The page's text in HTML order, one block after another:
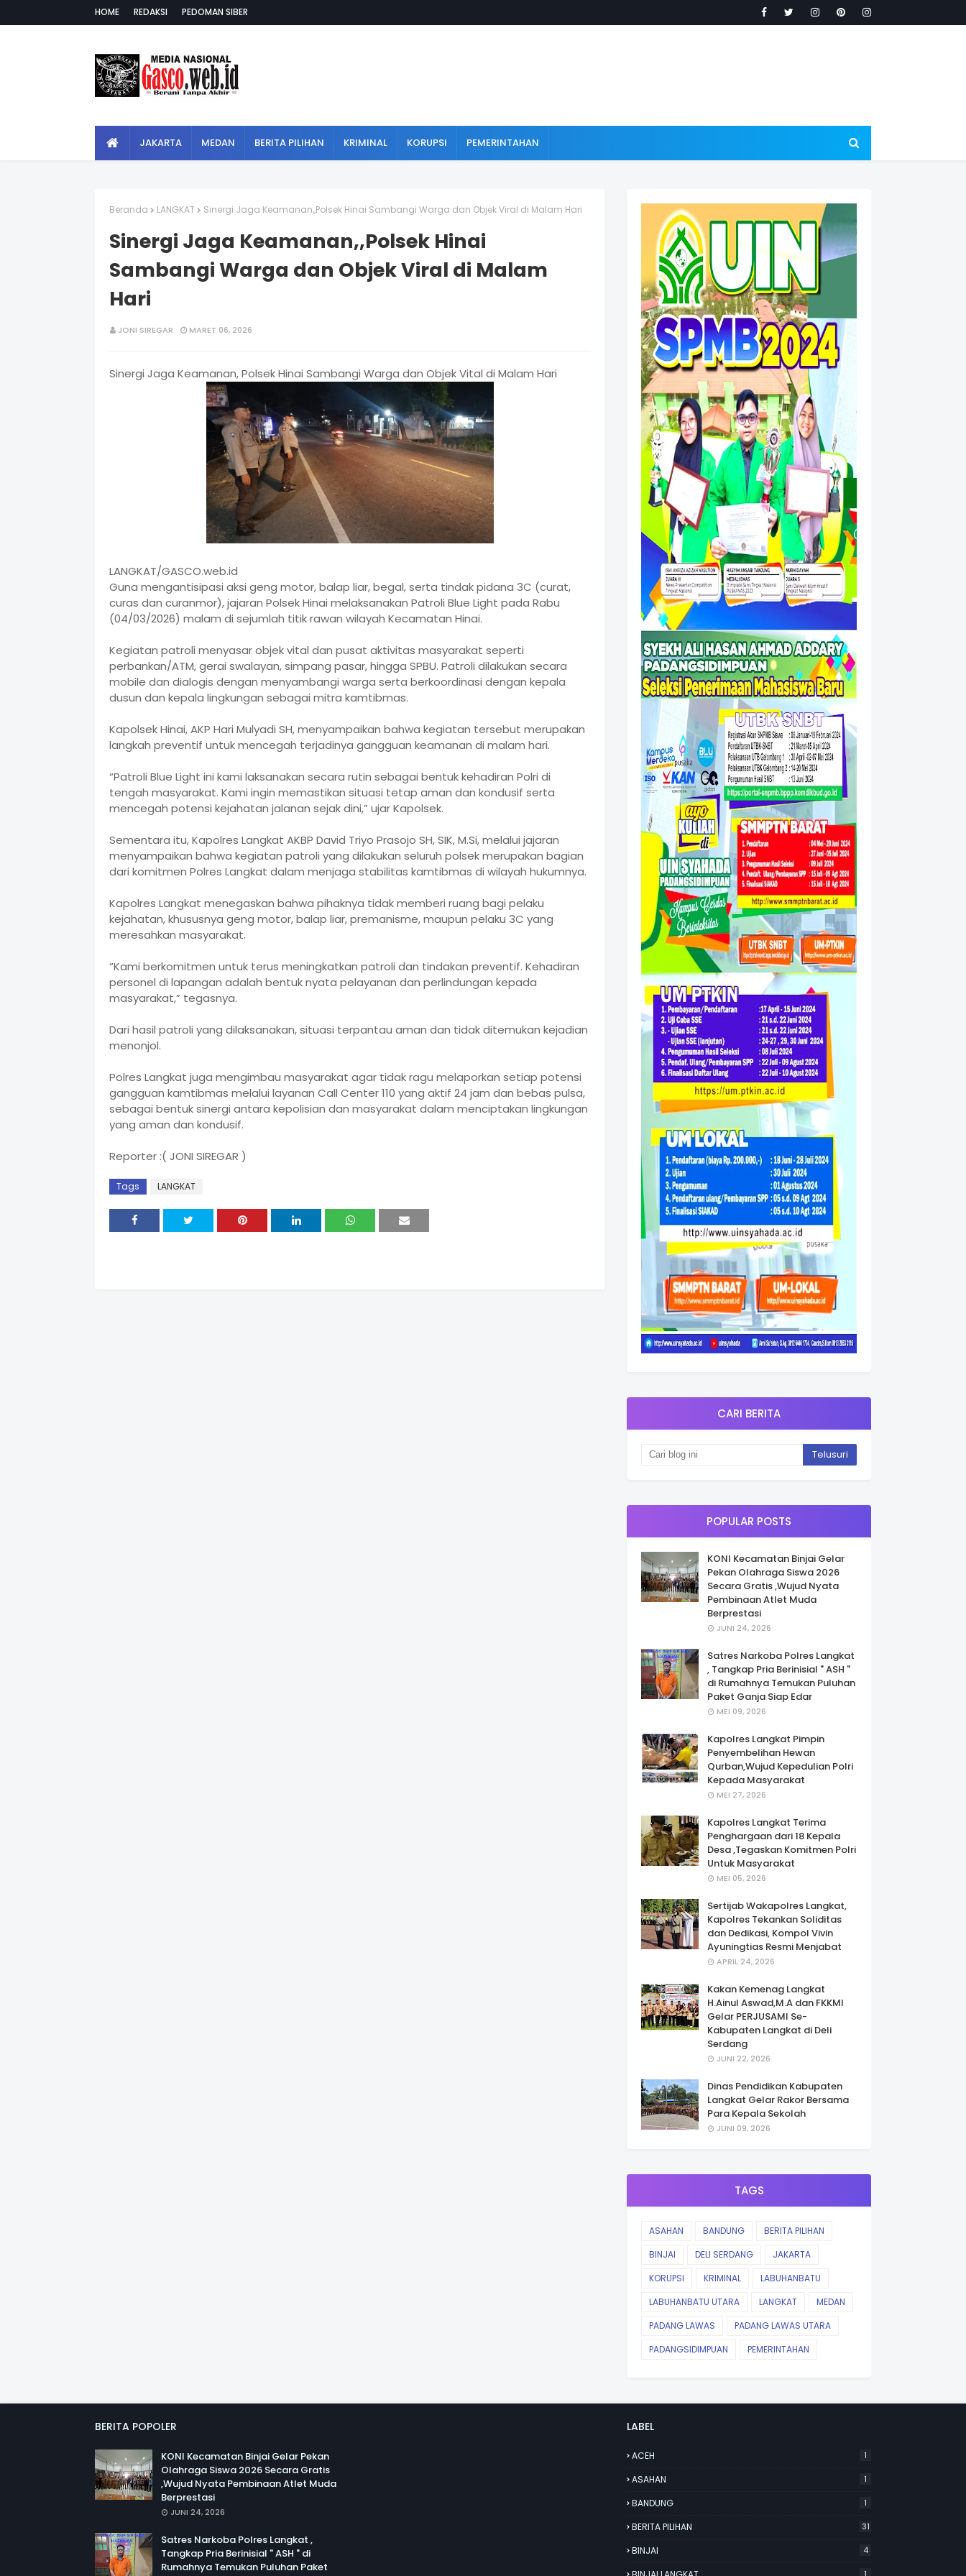
HOME REDAKSI PEDOMAN SIBER
JAKARTA MEDAN BERITA PILIHAN KRIMINAL KORUPSI PEMERINTAHAN
Beranda LANGKAT Sinergi Jaga Keamanan,,Polsek Hinai Sambangi Warga dan Objek Viral di Malam Hari
Sinergi Jaga Keamanan,,Polsek Hinai
Sambangi Warga dan Objek Viral di Malam
Hari
JONI SIREGAR MARET 06, 2026
Sinergi Jaga Keamanan, Polsek Hinai Sambangi Warga dan Objek Vital di Malam Hari
LANGKAT/GASCO.web.id
Guna mengantisipasi aksi geng motor, balap liar, begal, serta tindak pidana 3C (curat,
curas dan curanmor), jajaran Polsek Hinai melaksanakan Patroli Blue Light pada Rabu
(04/03/2026) malam di sejumlah titik rawan wilayah Kecamatan Hinai.
Kegiatan patroli menyasar objek vital dan pusat aktivitas masyarakat seperti
perbankan/ATM, gerai swalayan, simpang pasar, hingga SPBU. Patroli dilakukan secara
mobile dan dialogis dengan menyambangi warga serta berkoordinasi dengan kepala
dusun dan kepala lingkungan sebagai mitra kamtibmas.
Kapolsek Hinai, AKP Hari Mulyadi SH, menyampaikan bahwa kegiatan tersebut merupakan
langkah preventif untuk mencegah terjadinya gangguan keamanan di malam hari.
“Patroli Blue Light ini kami laksanakan secara rutin sebagai bentuk kehadiran Polri di
tengah masyarakat. Kami ingin memastikan situasi tetap aman dan kondusif serta
mencegah potensi kejahatan jalanan sejak dini,” ujar Kapolsek.
Sementara itu, Kapolres Langkat AKBP David Triyo Prasojo SH, SIK, M.Si, melalui jajaran
menyampaikan bahwa kegiatan patroli yang dilakukan seluruh polsek merupakan bagian
dari komitmen Polres Langkat dalam menjaga stabilitas kamtibmas di wilayah hukumnya.
Kapolres Langkat menegaskan bahwa pihaknya tidak memberi ruang bagi pelaku
kejahatan, khususnya geng motor, balap liar, premanisme, maupun pelaku 3C yang
meresahkan masyarakat.
“Kami berkomitmen untuk terus meningkatkan patroli dan tindakan preventif. Kehadiran
personel di lapangan adalah bentuk nyata pelayanan dan perlindungan kepada
masyarakat,” tegasnya.
Dari hasil patroli yang dilaksanakan, situasi terpantau aman dan tidak ditemukan kejadian
menonjol.
Polres Langkat juga mengimbau masyarakat agar tidak ragu melaporkan setiap potensi
gangguan kamtibmas melalui layanan Call Center 110 yang aktif 24 jam dan bebas pulsa,
sebagai bentuk sinergi antara kepolisian dan masyarakat dalam menciptakan lingkungan
yang aman dan kondusif.
Reporter :( JONI SIREGAR )
Tags LANGKAT
CARI BERITA
POPULAR POSTS
KONI Kecamatan Binjai Gelar
Pekan Olahraga Siswa 2026
Secara Gratis ,Wujud Nyata
Pembinaan Atlet Muda
Berprestasi
JUNI 24, 2026
Satres Narkoba Polres Langkat
, Tangkap Pria Berinisial " ASH "
di Rumahnya Temukan Puluhan
Paket Ganja Siap Edar
MEI 09, 2026
Kapolres Langkat Pimpin
Penyembelihan Hewan
Qurban,Wujud Kepedulian Polri
Kepada Masyarakat
MEI 27, 2026
Kapolres Langkat Terima
Penghargaan dari 18 Kepala
Desa ,Tegaskan Komitmen Polri
Untuk Masyarakat
MEI 05, 2026
Sertijab Wakapolres Langkat,
Kapolres Tekankan Soliditas
dan Dedikasi, Kompol Vivin
Ayuningtias Resmi Menjabat
APRIL 24, 2026
Kakan Kemenag Langkat
H.Ainul Aswad,M.A dan FKKMI
Gelar PERJUSAMI Se-
Kabupaten Langkat di Deli
Serdang
JUNI 22, 2026
Dinas Pendidikan Kabupaten
Langkat Gelar Rakor Bersama
Para Kepala Sekolah
JUNI 09, 2026
TAGS
ASAHAN BANDUNG
BERITA PILIHAN
BINJAI
DELI SERDANG
JAKARTA
KORUPSI
KRIMINAL
LABUHANBATU
LABUHANBATU UTARA
LANGKAT
MEDAN
PADANG LAWAS
PADANG LAWAS UTARA
PADANGSIDIMPUAN
PEMERINTAHAN
BERITA POPOLER
KONI Kecamatan Binjai Gelar Pekan
Olahraga Siswa 2026 Secara Gratis
,Wujud Nyata Pembinaan Atlet Muda
Berprestasi
JUNI 24, 2026
Satres Narkoba Polres Langkat ,
Tangkap Pria Berinisial " ASH " di
Rumahnya Temukan Puluhan Paket
LABEL
ACEH 1
ASAHAN 1
BANDUNG 1
BERITA PILIHAN 31
BINJAI 4